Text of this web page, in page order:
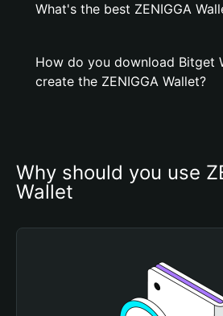
What's the best ZENIGGA
How do you download Bitget
create the ZENIGGA Wallet?
Why should you use
Wallet